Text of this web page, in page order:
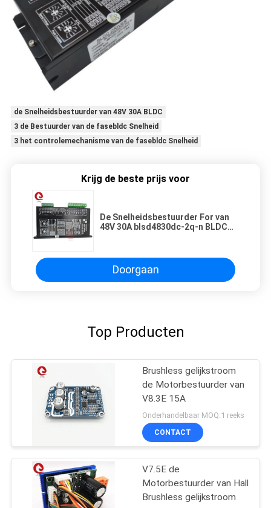
de Snelheidsbestuurder van 48V 30A BLDC
3 de Bestuurder van de fasebldc Snelheid
3 het controlemechanisme van de fasebldc Snelheid
Krijg de beste prijs voor
De Snelheidsbestuurder For van
48V 30A blsd4830dc-2q-n BLDC
Doorgaan
Top Producten
Brushless gelijkstroom
de Motorbestuurder van
V8.3E 15A
Onderhandelbaar MOQ:1 reeks
CONTACT
V7.5E de
Motorbestuurder van Hall
Brushless gelijkstroom